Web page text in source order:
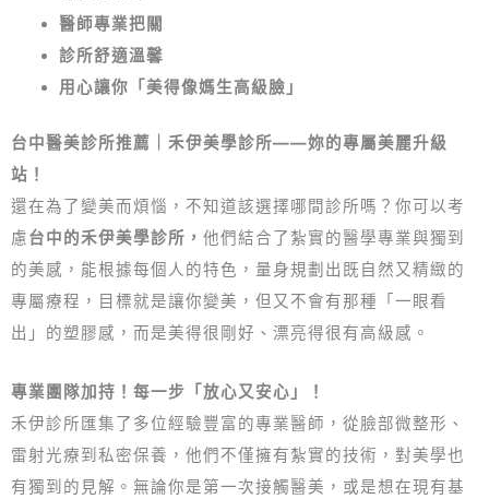
醫師專業把關
診所舒適溫馨
用心讓你「美得像媽生高級臉」
台中醫美診所推薦｜禾伊美學診所——妳的專屬美麗升級
站！
還在為了變美而煩惱，不知道該選擇哪間診所嗎？你可以考
慮台中的禾伊美學診所， 他們結合了紮實的醫學專業與獨到
的美感，能根據每個人的特色，量身規劃出既自然又精緻的
專屬療程，目標就是讓你變美，但又不會有那種「一眼看
出」的塑膠感，而是美得很剛好、漂亮得很有高級感。
專業團隊加持！每一步「放心又安心」！
禾伊診所匯集了多位經驗豐富的專業醫師，從臉部微整形、
雷射光療到私密保養，他們不僅擁有紮實的技術，對美學也
有獨到的見解。無論你是第一次接觸醫美，或是想在現有基